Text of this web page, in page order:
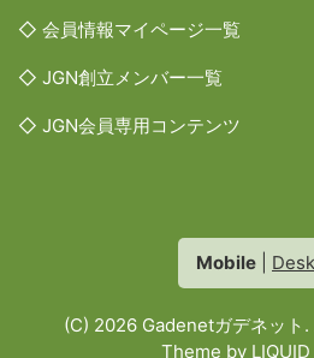
◇ 会員情報マイページ一覧
◇ JGN創立メンバー一覧
◇ JGN会員専用コンテンツ
Mobile
(C) 2026 Gadenetガデネット
Theme by